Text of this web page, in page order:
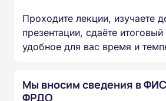
Проходите лекции, изучаете
презентации, сдаёте
удобное для вас время и
Мы вносим сведения в ФИС
ФРДО